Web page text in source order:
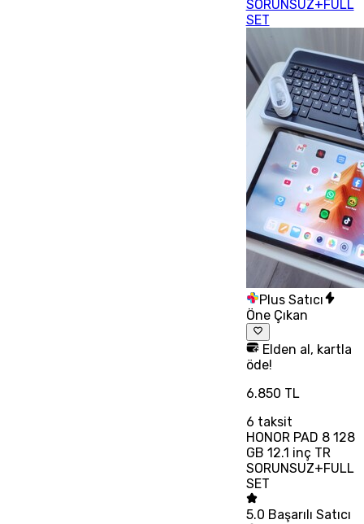
SORUNSUZ+FULL
SET
Plus Satıcı
Öne Çıkan
Elden al, kartla
öde!
6.850 TL
6 taksit
HONOR PAD 8 128
GB 12.1 inç TR
SORUNSUZ+FULL
SET
5.0 Başarılı Satıcı